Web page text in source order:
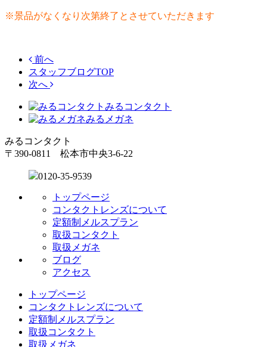
※景品がなくなり次第終了とさせていただきます
前へ
スタッフブログTOP
次へ
みるコンタクト
みるメガネ
みるコンタクト
〒390-0811 松本市中央3-6-22
0120-35-9539
トップページ
コンタクトレンズについて
定額制メルスプラン
取扱コンタクト
取扱メガネ
ブログ
アクセス
トップページ
コンタクトレンズについて
定額制メルスプラン
取扱コンタクト
取扱メガネ